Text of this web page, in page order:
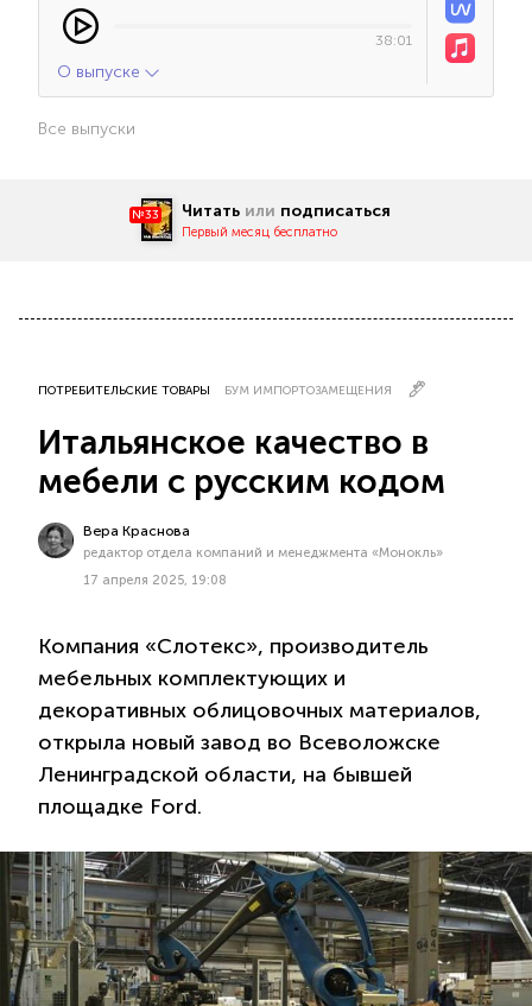
38:01
О выпуске
Все выпуски
№33 Читать или подписаться
Первый месяц бесплатно
ПОТРЕБИТЕЛЬСКИЕ ТОВАРЫ БУМ ИМПОРТОЗАМЕЩЕНИЯ
Итальянское качество в
мебели с русским кодом
Вера Краснова
редактор отдела компаний и менеджмента «Монокль»
17 апреля 2025, 19:08
Компания «Слотекс», производитель
мебельных комплектующих и
декоративных облицовочных материалов,
открыла новый завод во Всеволожске
Ленинградской области, на бывшей
площадке Ford.